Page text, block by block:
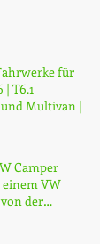
für
| T6.1
Multivan |
Camper
VW
der